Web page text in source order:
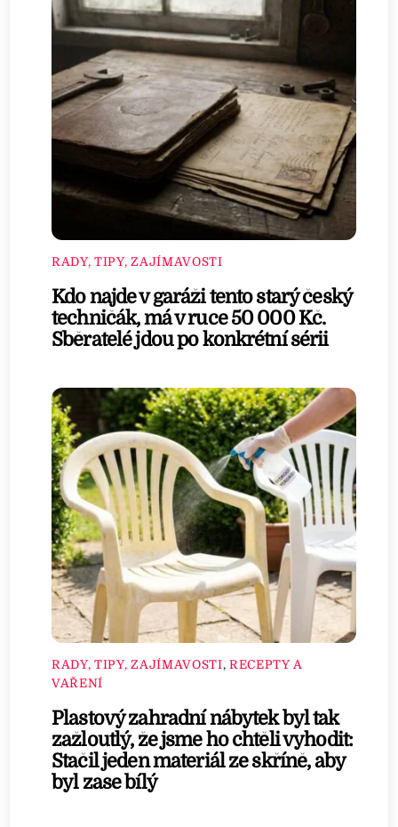
RADY, TIPY, ZAJÍMAVOSTI
Kdo najde v garáži tento starý český
techničák, má v ruce 50 000 Kč.
Sběratelé jdou po konkrétní sérii
RADY, TIPY, ZAJÍMAVOSTI, RECEPTY A
VAŘENÍ
Plastový zahradní nábytek byl tak
zažloutlý, že jsme ho chtěli vyhodit:
Stačil jeden materiál ze skříně, aby
byl zase bílý